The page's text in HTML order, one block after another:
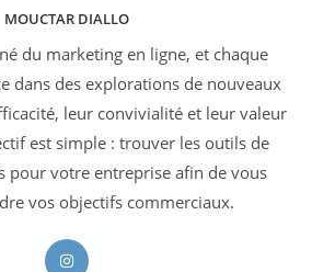
MOUCTAR DIALLO
du marketing en ligne, et chaque
dans des explorations de nouveaux
leur convivialité et leur valeur
est simple : trouver les outils de
pour votre entreprise afin de vous
vos objectifs commerciaux.
S’ouvre